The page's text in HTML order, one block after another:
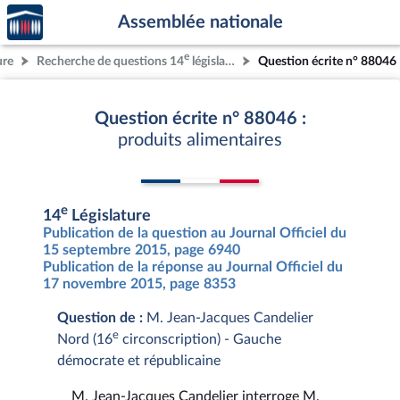
Aller au contenu
Aller en bas de la page
Accèder
à la
page
d'accueil
Assemblée nationale
Recherche de questions 14e législature Question écrite n° 88046
Question écrite n° 88046 :
produits alimentaires
14e Législature
Publication de la question au Journal Officiel du
15 septembre 2015, page 6940
Publication de la réponse au Journal Officiel du
17 novembre 2015, page 8353
Question de : M. Jean-Jacques Candelier
Nord (16e circonscription) - Gauche
démocrate et républicaine
M. Jean-Jacques Candelier interroge M.